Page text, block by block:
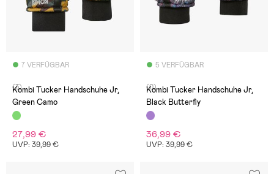
7 VERFÜGBAR
(3)
Kombi Tucker Handschuhe Jr,
Green Camo
27,99 €
UVP: 39,99 €
5 VERFÜGBAR
(0)
Kombi Tucker Handschuhe Jr,
Black Butterfly
36,99 €
UVP: 39,99 €